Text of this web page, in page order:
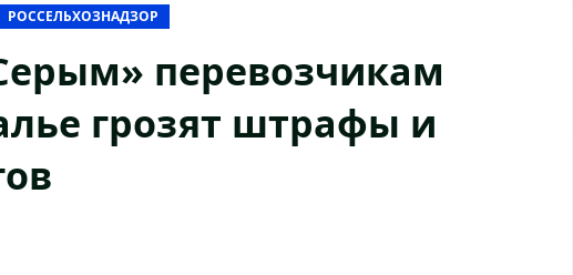
РОССЕЛЬХОЗНАДЗОР
перевозчикам
грозят штрафы и